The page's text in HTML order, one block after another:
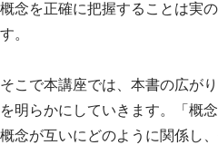
概念を正確に把握することは実
す。
そこで本講座では、本書の広が
を明らかにしていきます。「概
概念が互いにどのように関係し